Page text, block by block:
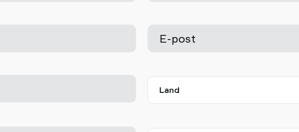
E-post